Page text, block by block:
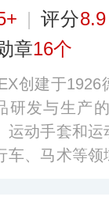
| 评分8.9
章16个
创建于
研发与生产
运动手套和
车、马术等